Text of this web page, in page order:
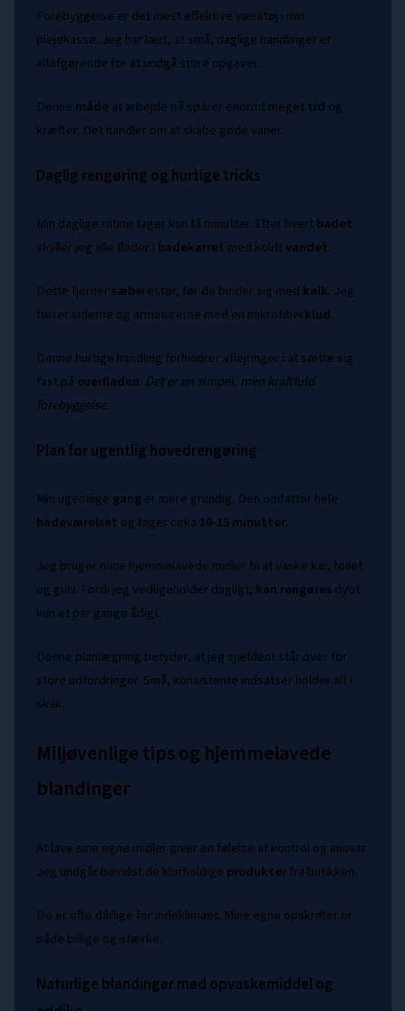
Forebyggelse er det mest effektive værktøj i min
plejekasse. Jeg har lært, at små, daglige handlinger er
altafgørende for at undgå store opgaver.
Denne mådeat arbejde på sparer enormt megettid og
kræfter. Det handler om at skabe gode vaner.
Daglig rengøring og hurtige tricks
Min daglige rutine tager kun få minutter. Efter hvertbadet
skyller jeg alle flader i badekarret med koldtvandet.
Dette fjernersæberester, før de binder sig med kalk. Jeg
tørrer siderne og armaturerne med en mikrofiberklud.
Denne hurtige handling forhindrer aflejringer i at sætte sig
fast på overfladen. Det er en simpel, men kraftfuld
forebyggelse.
Plan for ugentlig hovedrengøring
Min ugentlige ganger mere grundig. Den omfatter hele
badeværelset og tager cirka 10-15 minutter.
Jeg bruger mine hjemmelavede midler til at vaske kar, toilet
og gulv. Fordi jeg vedligeholder dagligt, kan rengøresdybt
kun et par gange årligt.
Denne planlægning betyder, at jeg sjældent står over for
store udfordringer. Små, konsistente indsatser holder alt i
skak.
Miljøvenlige tips og hjemmelavede
blandinger
At lave sine egne midler giver en følelse af kontrol og ansvar.
Jeg undgår bevidst de klorholdige produkterfra butikken.
De er ofte dårlige for indeklimaet. Mine egne opskrifter er
både billige og stærke.
Naturlige blandinger med opvaskemiddel og